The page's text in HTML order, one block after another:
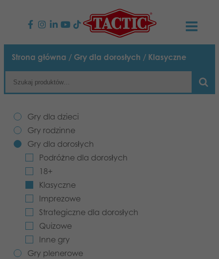
PRODUKTY
Gry dla dzieci
Gry dla dorosłych
Gry plenerowe
Puzzle
Zabawki
Aplikacje
AKTUALNOŚCI
Zasady postępowania
Odpowiedzialność
Nasza historia
KONTAKT
Napisz do nas
Strony internetowe
Media
Strona główna / Gry dla dorosłych / Klasyczne
Gry dla dzieci
Gry rodzinne
Gry dla dorosłych
Podróżne dla dorosłych
18+
Klasyczne
Imprezowe
Strategiczne dla dorosłych
Quizowe
Inne gry
Gry plenerowe